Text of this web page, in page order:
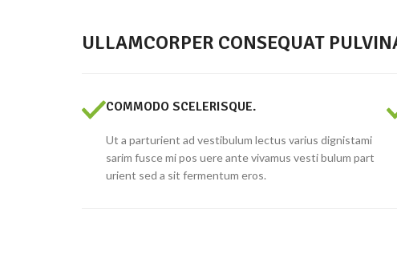
ULLAMCORPER CONSEQUAT
COMMODO SCELERISQUE.
Ut a parturient ad vestibulum lectus varius dignistami
sarim fusce mi pos uere ante vivamus vesti bulum part
urient sed a sit fermentum eros.